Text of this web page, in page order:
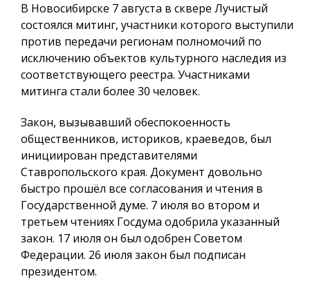
В Новосибирске 7 августа в сквере Лучистый
состоялся митинг, участники которого выступили
против передачи регионам полномочий по
исключению объектов культурного наследия из
соответствующего реестра. Участниками
митинга стали более 30 человек.
Закон, вызывавший обеспокоенность
общественников, историков, краеведов, был
инициирован представителями
Ставропольского края. Документ довольно
быстро прошёл все согласования и чтения в
Государственной думе. 7 июля во втором и
третьем чтениях Госдума одобрила указанный
закон. 17 июля он был одобрен Советом
Федерации. 26 июля закон был подписан
президентом.